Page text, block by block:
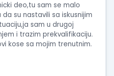
deo,tu sam se malo
su nastavili sa iskusnijim
sam u drugoj
i trazim prekvalifikaciju.
kose sa mojim trenutnim.